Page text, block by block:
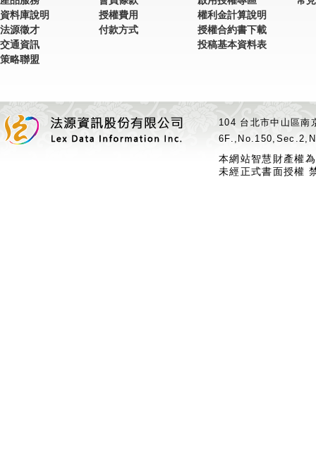
資料庫說明
法源徵才
交通資訊
策略聯盟
授權費用
付款方式
權利金計算說明
授權合約書下載
投稿基本資料表
104 台北市中山區
本網站智慧財產權
未經正式書面授權